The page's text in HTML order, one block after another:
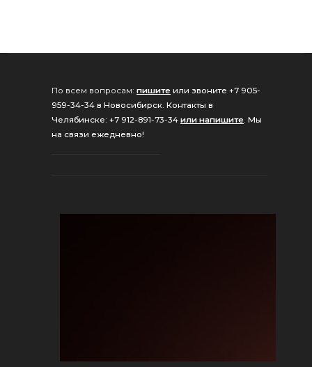
По всем вопросам: пишите или звоните +7 905-
959-34-34 в Новосибирск Контакты в
Челябинске: +7 912-891-73-34 или напишите Мы
на связи ежедневно!